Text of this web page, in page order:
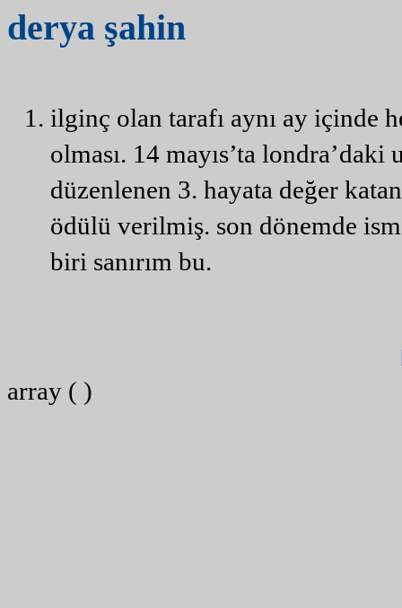
derya şahin
ilginç olan tarafı aynı ay içinde
olması. 14 mayıs’ta
düzenlenen 3. hayata değer
ödülü verilmiş. son dönemde
biri sanırım bu.
array ( )